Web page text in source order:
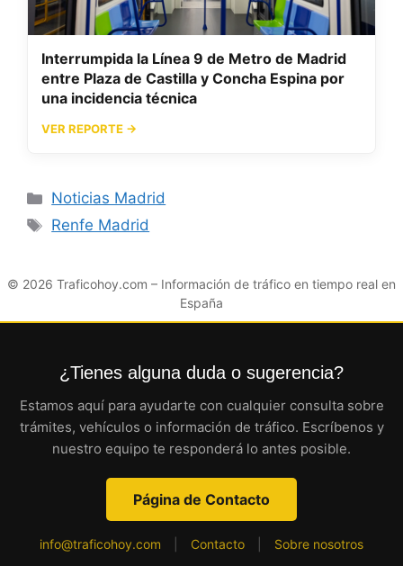
Interrumpida la Línea 9 de Metro de Madrid
entre Plaza de Castilla y Concha Espina por
una incidencia técnica
VER REPORTE →
Categorías
Noticias Madrid
Etiquetas
Renfe Madrid
© 2026 Traficohoy.com – Información de tráfico en tiempo real en
España
¿Tienes alguna duda o sugerencia?
Estamos aquí para ayudarte con cualquier consulta sobre
trámites, vehículos o información de tráfico. Escríbenos y
nuestro equipo te responderá lo antes posible.
Página de Contacto
info@traficohoy.com Contacto Sobre nosotros